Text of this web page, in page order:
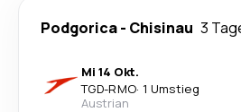
Podgorica- Chisinau 3
Mi 14 Okt.
TGD-RMO· 1 Umstieg
Austrian